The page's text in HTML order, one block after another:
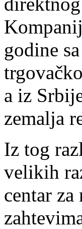
godine
a iz
zemalja
Iz tog
velikih
centar